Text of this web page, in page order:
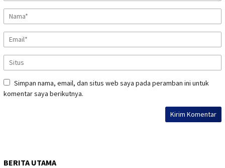
Simpan nama, email, dan situs web saya pada peramban ini untuk
komentar saya berikutnya.
BERITA UTAMA